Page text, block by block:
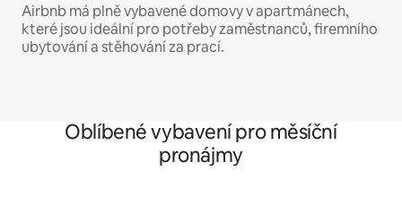
Airbnb má plně vybavené domovy v apartmánech,
které jsou ideální pro potřeby zaměstnanců, firemního
ubytování a stěhování za prací.
Oblíbené vybavení pro měsíční
pronájmy